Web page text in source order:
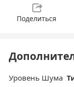
Поделиться
Уровень Шума